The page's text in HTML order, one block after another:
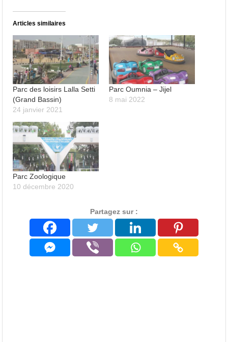
Articles similaires
Parc des loisirs Lalla Setti
(Grand Bassin)
24 janvier 2021
Parc Oumnia – Jijel
8 mai 2022
Parc Zoologique
10 décembre 2020
Partagez sur :